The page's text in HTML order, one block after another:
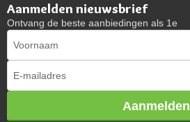
Aanmelden nieuwsbrief
Ontvang de beste aanbiedingen als 1e
Aanmelden